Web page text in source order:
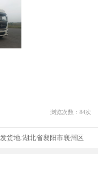
浏览次数： 84次
发货地:湖北省襄阳市襄州区